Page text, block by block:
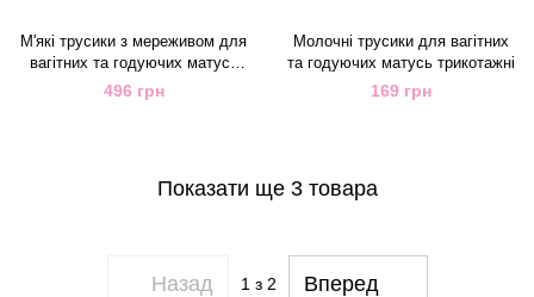
М'які трусики з мереживом для
вагітних та годуючих матусь
чорні
496 грн
Молочні трусики для вагітних
та годуючих матусь трикотажні
169 грн
Показати ще 3 товара
Назад 1з 2 Вперед